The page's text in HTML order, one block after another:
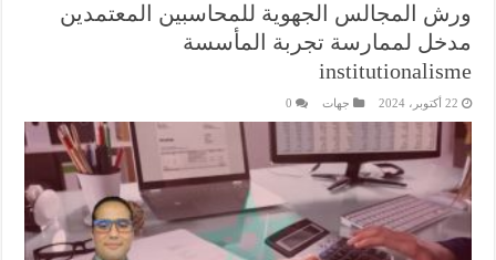
ورش المجالس الجهوية للمحاسبين المعتمدين
مدخل لممارسة تجربة المأسسة
institutionalisme
22 أكتوبر، 2024 جهات 0